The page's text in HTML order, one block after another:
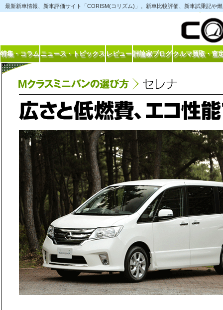
最新新車情報、新車評価サイト「CORISM(コリズム)」。新車比較評価、新車試乗記や
特集・コラムニュース・トピックスレビュー評論家ブログクルマ買取・査